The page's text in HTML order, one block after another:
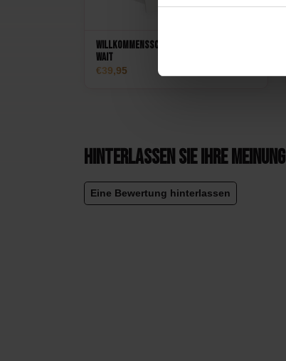
Willkommensschild BabyShower Bearly
Wait
39,95
Hinterlassen Sie Ihre Meinung
Eine Bewertung hinterlassen